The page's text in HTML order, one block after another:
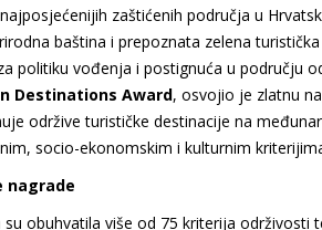
zaštićenih područja u
baština i prepoznata zelena
politiku vođenja i postignuća u području
Destinations Award, osvojio je zlatnu
održive turističke destinacije na
socio-ekonomskim i kulturnim
nagrade
obuhvatila više od 75 kriterija održivosti